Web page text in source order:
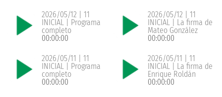
2026/05/12 | 11
INICIAL | Programa
completo
00:00:00
2026/05/12 | 11
INICIAL | La firma de
Mateo González
00:00:00
2026/05/11 | 11
INICIAL | Programa
completo
00:00:00
2026/05/11 | 11
INICIAL | La firma de
Enrique Roldán
00:00:00